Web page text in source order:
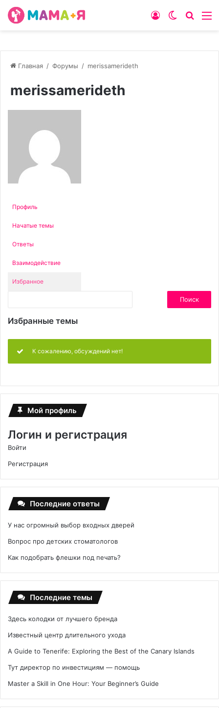
Switch
Войти
Главная / Форумы / merissamerideth
merissamerideth
Профиль
Начатые темы
Ответы
Взаимодействие
Избранное
тем:
Избранные темы
К сожалению, обсуждений нет!
Мой профиль
Логин и регистрация
Войти
Регистрация
Последние ответы
У нас огромный выбор входных дверей
Вопрос про детских стоматологов
Как подобрать флешки под печать?
Последние темы
Здесь колодки от лучшего бренда
Известный центр длительного ухода
A Guide to Tenerife: Exploring the Best of the Canary Islands
Тут директор по инвестициям — помощь
Master a Skill in One Hour: Your Beginner’s Guide